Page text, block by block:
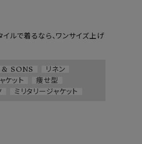
イルで着るなら、ワンサイズ上げ
SONS
リネン
ケット
痩せ型
ミリタリージャケット